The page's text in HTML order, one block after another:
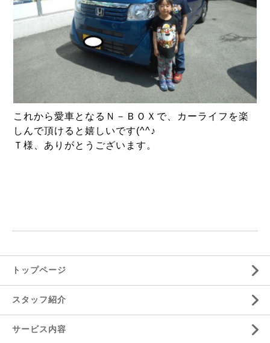
これから愛車となるＮ－ＢＯＸで、カーライフを楽
しんで頂けると嬉しいです(^^♪
Ｔ様、ありがとうございます。
トップページ
スタッフ紹介
サービス内容